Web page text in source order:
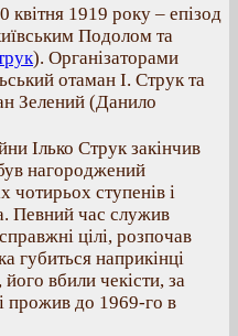
квітня 1919 року – епізод
Подолом та
). Організаторами
отаман І. Струк та
Зелений (Данило
Ілько Струк закінчив
нагороджений
чотирьох ступенів і
Певний час служив
цілі, розпочав
губиться наприкінці
вбили чекісти, за
прожив до 1969-го в